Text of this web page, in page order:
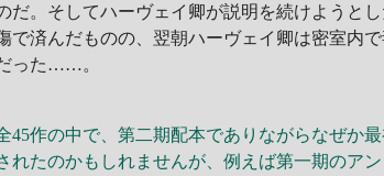
だ。そしてハーヴェイ卿が説明を続けようと
済んだものの、翌朝ハーヴェイ卿は密室内
った……。
作の中で、第二期配本でありながらなぜか
れたのかもしれませんが、例えば第一期のア